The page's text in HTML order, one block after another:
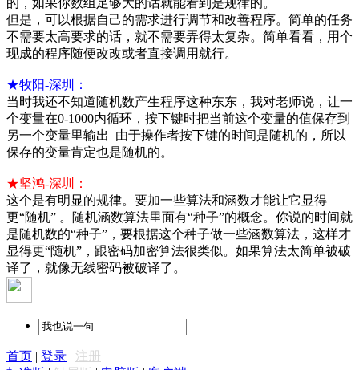
但是，可以根据自己的需求进行调节和改善程序。简单的任务
不需要太高要求的话，就不需要弄得太复杂。简单看看，用个
现成的程序随便改改或者直接调用就行。
★牧阳-深圳：
当时我还不知道随机数产生程序这种东东，我对老师说，让一
个变量在0-1000内循环，按下键时把当前这个变量的值保存到
另一个变量里输出 由于操作者按下键的时间是随机的，所以
保存的变量肯定也是随机的。
★坚鸿-深圳：
这个是有明显的规律。要加一些算法和涵数才能让它显得
更“随机” 。随机涵数算法里面有“种子”的概念。你说的时间就
是随机数的“种子”，要根据这个种子做一些涵数算法，这样才
显得更“随机”，跟密码加密算法很类似。如果算法太简单被破
译了，就像无线密码被破译了。
首页 | 登录 | 注册